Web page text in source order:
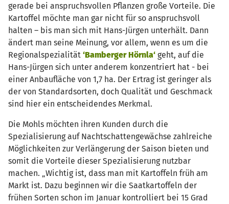
gerade bei anspruchsvollen Pflanzen große Vorteile. Die
Kartoffel möchte man gar nicht für so anspruchsvoll
halten – bis man sich mit Hans-Jürgen unterhält. Dann
ändert man seine Meinung, vor allem, wenn es um die
Regionalspezialität ‘Bamberger Hörnla‘ geht, auf die
Hans-Jürgen sich unter anderem konzentriert hat - bei
einer Anbaufläche von 1,7 ha. Der Ertrag ist geringer als
der von Standardsorten, doch Qualität und Geschmack
sind hier ein entscheidendes Merkmal.
Die Mohls möchten ihren Kunden durch die
Spezialisierung auf Nachtschattengewächse zahlreiche
Möglichkeiten zur Verlängerung der Saison bieten und
somit die Vorteile dieser Spezialisierung nutzbar
machen. „Wichtig ist, dass man mit Kartoffeln früh am
Markt ist. Dazu beginnen wir die Saatkartoffeln der
frühen Sorten schon im Januar kontrolliert bei 15 Grad